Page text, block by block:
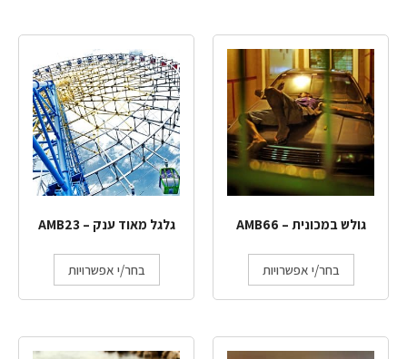
גולש במכונית – AMB66
בחר/י אפשרויות
גלגל מאוד ענק – AMB23
בחר/י אפשרויות